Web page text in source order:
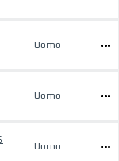
Uomo
Uomo
Uomo